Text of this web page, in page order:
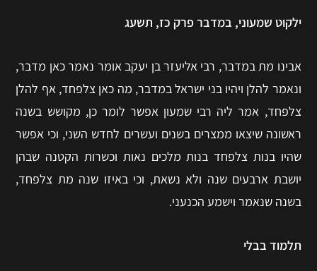
ילקוט שמעוני, במדבר פרק כז, תשעג
אבינו מת במדבר, רבי אליעזר בן יעקב אומר נאמר כאן מדבר,
ונאמר להלן ויהיו בני ישראל במדבר, מה כאן צלפחד, אף להלן
צלפחד, אמר ליה רבי שמעון אפשר לומר כן, מקושש בשנה
ראשונה שיצאו ממצרים בשנים ועשרים לחדש השני, וכי אפשר
שהיו בנות צלפחד בנות מלכים נאות וכשרות הקטנה שבהן
יושבת ארבעים שנה ולא נשאת, וכי באיזו שנה מת צלפחד,
בשנה שנאמר וישמע הכנעני.
תלמוד בבלי